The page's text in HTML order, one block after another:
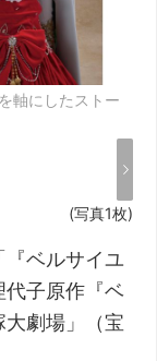
軸にしたストー
(写真1枚)
『ベルサイユ
代子原作『ベ
劇場」（宝